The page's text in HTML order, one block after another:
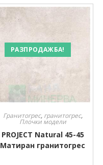
РАЗПРОДАЖБА!
Гранитогрес, гранитогрес,
Плочки модели
PROJECT Natural 45-45
Матиран гранитогрес